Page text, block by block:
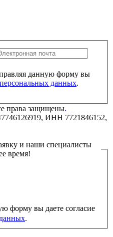
данную форму вы
данных.
права защищены.
ИНН 7721846152,
и наши специалисты
время!
форму вы даете согласие
.